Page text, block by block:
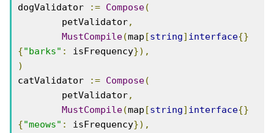
dogValidator
:= Compose(
	petValidator
,
MustCompile(map [string] interface{}
{"barks" : isFrequency}),
)
catValidator
:= Compose(
	petValidator
,
MustCompile(map [string] interface{}
{"meows" : isFrequency}),